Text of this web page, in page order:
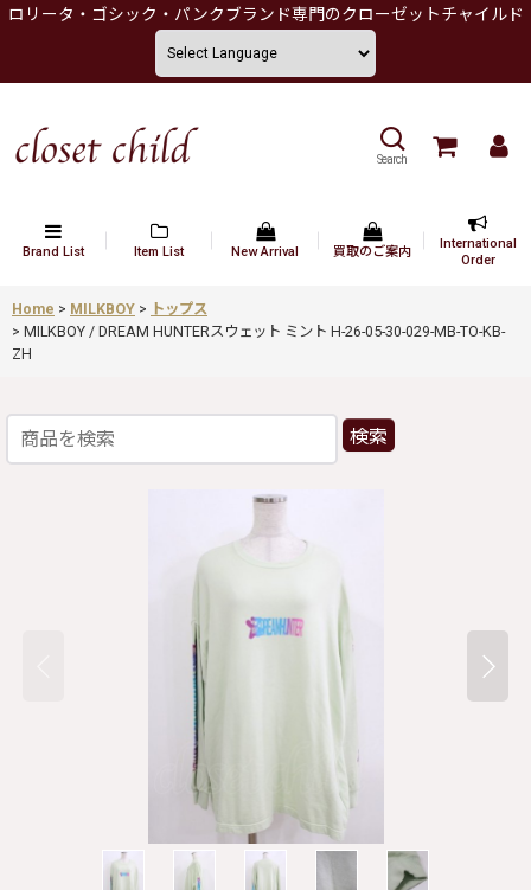
ロリータ・ゴシック・パンクブランド専門のクローゼットチャイルド
Search
Brand List Item List New Arrival 買取のご案内
International
Order
Home > MILKBOY > トップス
> MILKBOY / DREAM HUNTERスウェット ミント H-26-05-30-029-MB-TO-KB-
ZH
検索